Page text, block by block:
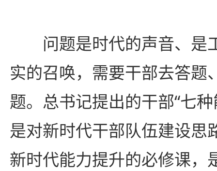
问题是时代的声音、是
实的召唤，需要干部去答题
题。总书记提出的干部“七种
是对新时代干部队伍建设思
新时代能力提升的必修课，